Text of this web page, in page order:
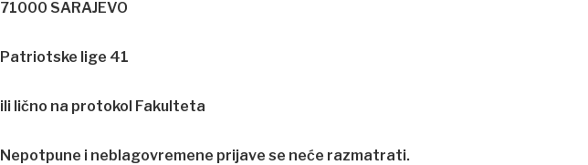
71000 SARAJEVO
Patriotske lige 41
ili lično na protokol Fakulteta
Nepotpune i neblagovremene prijave se neće razmatrati.